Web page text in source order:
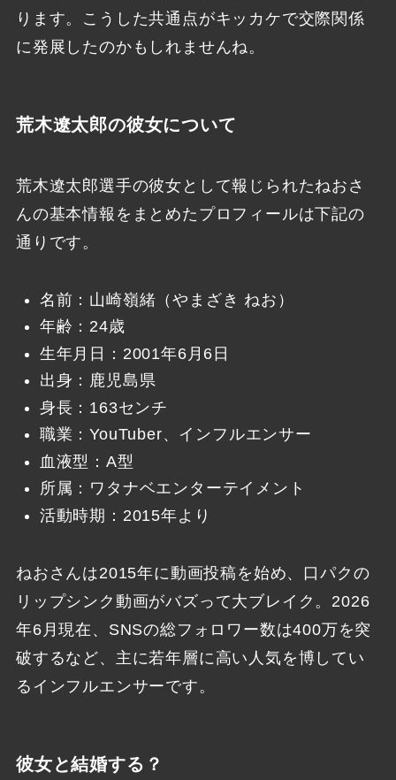
ります。こうした共通点がキッカケで交際関係
に発展したのかもしれませんね。
荒木遼太郎の彼女について
荒木遼太郎選手の彼女として報じられたねおさ
んの基本情報をまとめたプロフィールは下記の
通りです。
名前：山崎嶺緒（やまざき ねお）
年齢：24歳
生年月日：2001年6月6日
出身：鹿児島県
身長：163センチ
職業：YouTuber、インフルエンサー
血液型：A型
所属：ワタナベエンターテイメント
活動時期：2015年より
ねおさんは2015年に動画投稿を始め、口パクの
リップシンク動画がバズって大ブレイク。2026
年6月現在、SNSの総フォロワー数は400万を突
破するなど、主に若年層に高い人気を博してい
るインフルエンサーです。
彼女と結婚する？